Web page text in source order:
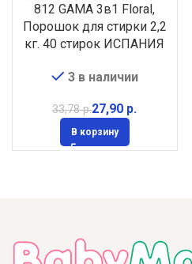
812 GAMA 3в1 Floral,
Порошок для стирки 2,2
кг. 40 стирок ИСПАНИЯ
3 в наличии
33,78р.27,90 р.
В корзину